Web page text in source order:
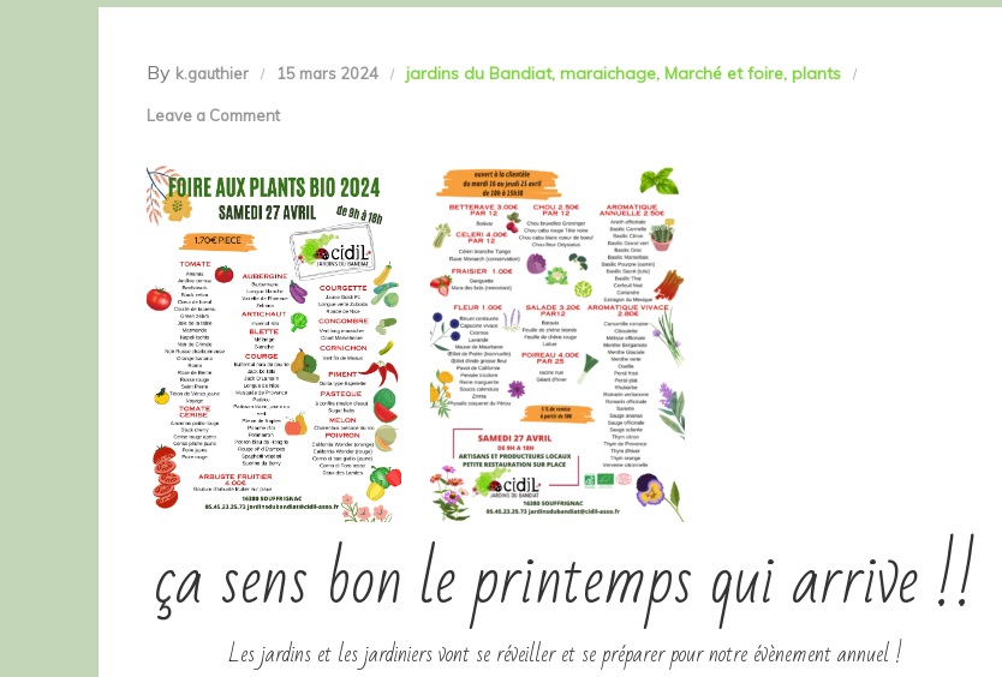
By k.gauthier 15 mars 2024 jardins du Bandiat maraichage Marché et foire plants
Leave a Commenton
aux
plants
BIO
2024
ça sens bon le printemps qui arrive !!
Les jardins et les jardiniers vont se réveiller et se préparer pour notre évènement annuel !